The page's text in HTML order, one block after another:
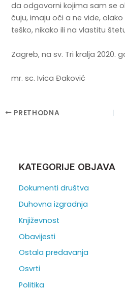
da odgovorni kojima sam se
čuju, imaju oči a ne vide,
teško, nikako ili na vlastitu
Zagreb, na sv. Tri kralja 2020.
mr. sc. Ivica Đaković
PostPRETHODNA
KATEGORIJE OBJAVA
Dokumenti društva
Duhovna izgradnja
Književnost
Obavijesti
Ostala predavanja
Osvrti
Politika